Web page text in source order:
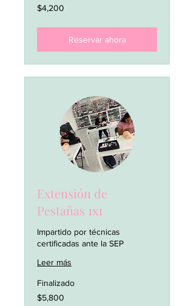
4,200
pesos
$4,200
Reservar ahora
Extensión de
Pestañas 1x1
Impartido por técnicas
certificadas ante la SEP
Leer más
Finalizado
5,800
pesos
$5,800